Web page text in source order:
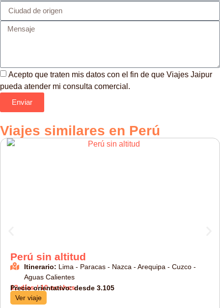
Acepto que traten mis datos con el fin de que Viajes Jaipur
pueda atender mi consulta comercial.
Enviar
Viajes similares en Perú
Perú sin altitud
Itinerario: Lima - Paracas - Nazca - Arequipa - Cuzco -
Aguas Calientes
12 días / 10 noches
Precio orientativo: desde 3.105
Ver viaje